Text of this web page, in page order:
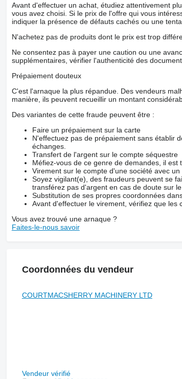
Avant d'effectuer un achat, étudiez attentivement
vous avez choisi. Si le prix de l'offre qui vous
indiquer la présence de défauts cachés ou une
N'achetez pas de produits dont le prix est trop
Ne consentez pas à payer une caution ou une
supplémentaires, vérifier l'authenticité des
Prépaiement douteux
C'est l'arnaque la plus répandue. Des vendeurs
manière, ils peuvent recueillir un montant
Des variantes de cette fraude peuvent être :
Faire un prépaiement sur la carte
N'effectuez pas de prépaiement sans établir
échanges.
Transfert de l'argent sur le compte séquestre
Méfiez-vous de ce genre de demandes, il
Virement sur le compte d'une société avec
Soyez vigilant(e), des fraudeurs peuvent se
transférez pas d'argent en cas de doute sur
Substitution de ses propres coordonnées
Avant d'effectuer le virement, vérifiez que les
Vous avez trouvé une arnaque ?
Faites-le-nous savoir
Coordonnées du vendeur
COURTMACSHERRY MACHINERY LTD
Vendeur vérifié